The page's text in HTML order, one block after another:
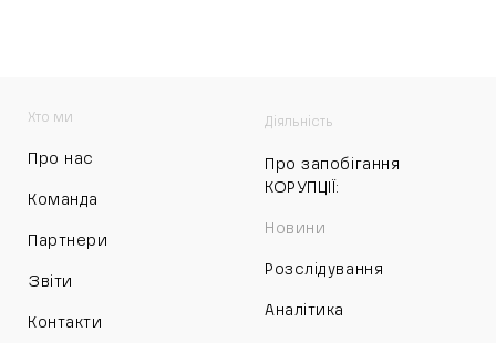
Хто ми
Про нас
Команда
Партнери
Звіти
Контакти
Діяльність
Про запобігання
КОРУПЦІЇ:
Новини
Розслідування
Аналітика